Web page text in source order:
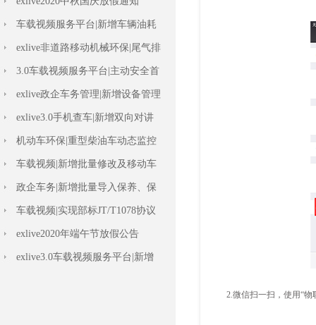
车载视频服务平台|新增车辆油耗
标定设置
exlive非道路移动机械环保|尾气排
放检测
3.0车载视频服务平台|主动安全首
页上线
exlive政企车务管理|新增设备管理
报表
exlive3.0手机查车|新增双向对讲
功能
机动车环保|重型柴油车动态监控
车载视频|新增批量修改及移动车
辆功能
政企车务|新增批量导入保养、保
险记录等功能
车载视频|实现部标JT/T1078协议
双向对讲
exlive2020年端午节放假公告
exlive3.0车载视频服务平台|新增